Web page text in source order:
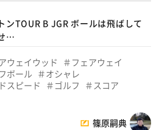
ンTOUR B JGR ボールは飛ばして
…
ウェイウッド
フェアウェイ
ボール
オシャレ
スピード
ゴルフ
スコア
篠原嗣典